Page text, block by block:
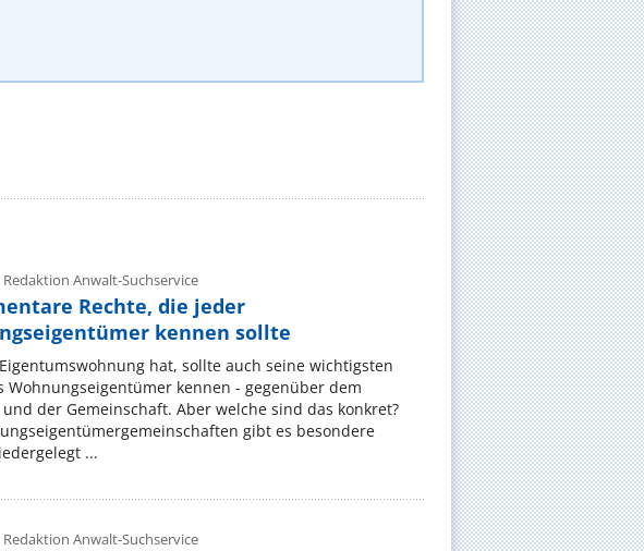
Redaktion Anwalt-Suchservice
Rechte, die jeder
kennen sollte
hat, sollte auch seine wichtigsten
Wohnungseigentümer kennen - gegenüber dem
der Gemeinschaft. Aber welche sind das konkret?
gibt es besondere
...
Redaktion Anwalt-Suchservice